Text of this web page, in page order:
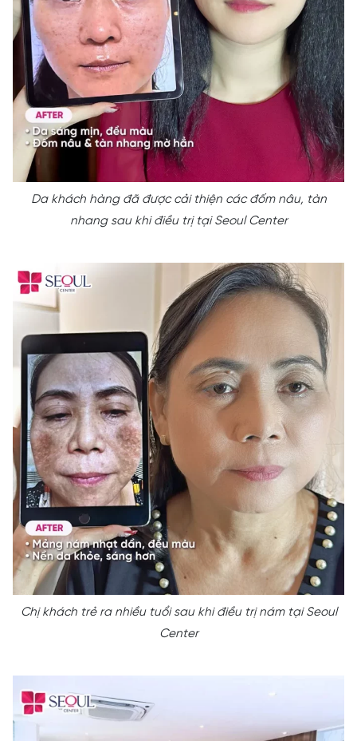
Da khách hàng đã được cải thiện các đốm nâu, tàn
nhang sau khi điều trị tại Seoul Center
Chị khách trẻ ra nhiều tuổi sau khi điều trị nám tại Seoul
Center